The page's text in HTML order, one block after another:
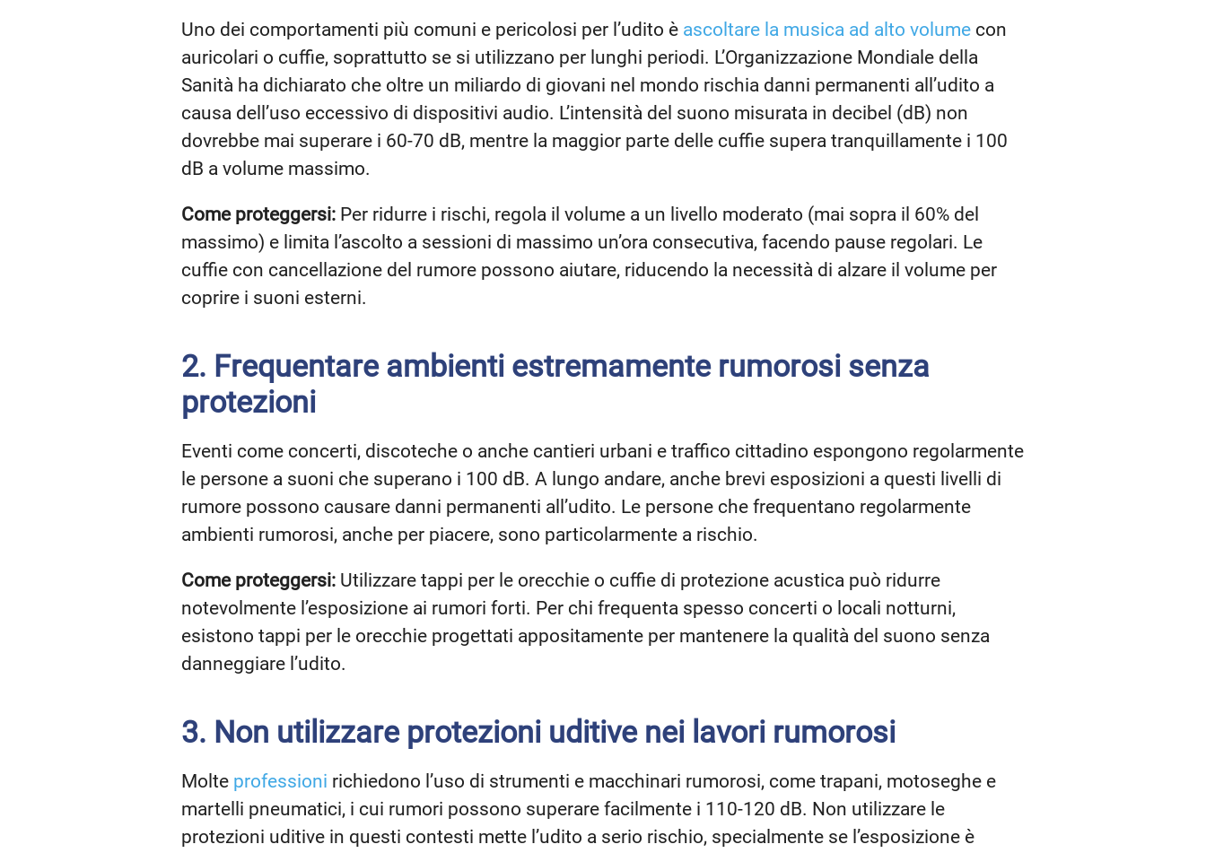
Uno dei comportamenti più comuni e pericolosi per l’udito è ascoltare la musica ad alto volume con
auricolari o cuffie, soprattutto se si utilizzano per lunghi periodi. L’Organizzazione Mondiale della
Sanità ha dichiarato che oltre un miliardo di giovani nel mondo rischia danni permanenti all’udito a
causa dell’uso eccessivo di dispositivi audio. L’intensità del suono misurata in decibel (dB) non
dovrebbe mai superare i 60-70 dB, mentre la maggior parte delle cuffie supera tranquillamente i 100
dB a volume massimo.
Come proteggersi: Per ridurre i rischi, regola il volume a un livello moderato (mai sopra il 60% del
massimo) e limita l’ascolto a sessioni di massimo un’ora consecutiva, facendo pause regolari. Le
cuffie con cancellazione del rumore possono aiutare, riducendo la necessità di alzare il volume per
coprire i suoni esterni.
2. Frequentare ambienti estremamente rumorosi senza
protezioni
Eventi come concerti, discoteche o anche cantieri urbani e traffico cittadino espongono regolarmente
le persone a suoni che superano i 100 dB. A lungo andare, anche brevi esposizioni a questi livelli di
rumore possono causare danni permanenti all’udito. Le persone che frequentano regolarmente
ambienti rumorosi, anche per piacere, sono particolarmente a rischio.
Come proteggersi: Utilizzare tappi per le orecchie o cuffie di protezione acustica può ridurre
notevolmente l’esposizione ai rumori forti. Per chi frequenta spesso concerti o locali notturni,
esistono tappi per le orecchie progettati appositamente per mantenere la qualità del suono senza
danneggiare l’udito.
3. Non utilizzare protezioni uditive nei lavori rumorosi
Molte professioni richiedono l’uso di strumenti e macchinari rumorosi, come trapani, motoseghe e
martelli pneumatici, i cui rumori possono superare facilmente i 110-120 dB. Non utilizzare le
protezioni uditive in questi contesti mette l’udito a serio rischio, specialmente se l’esposizione è